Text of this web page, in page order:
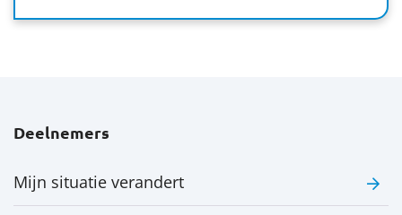
Deelnemers
Mijn situatie verandert